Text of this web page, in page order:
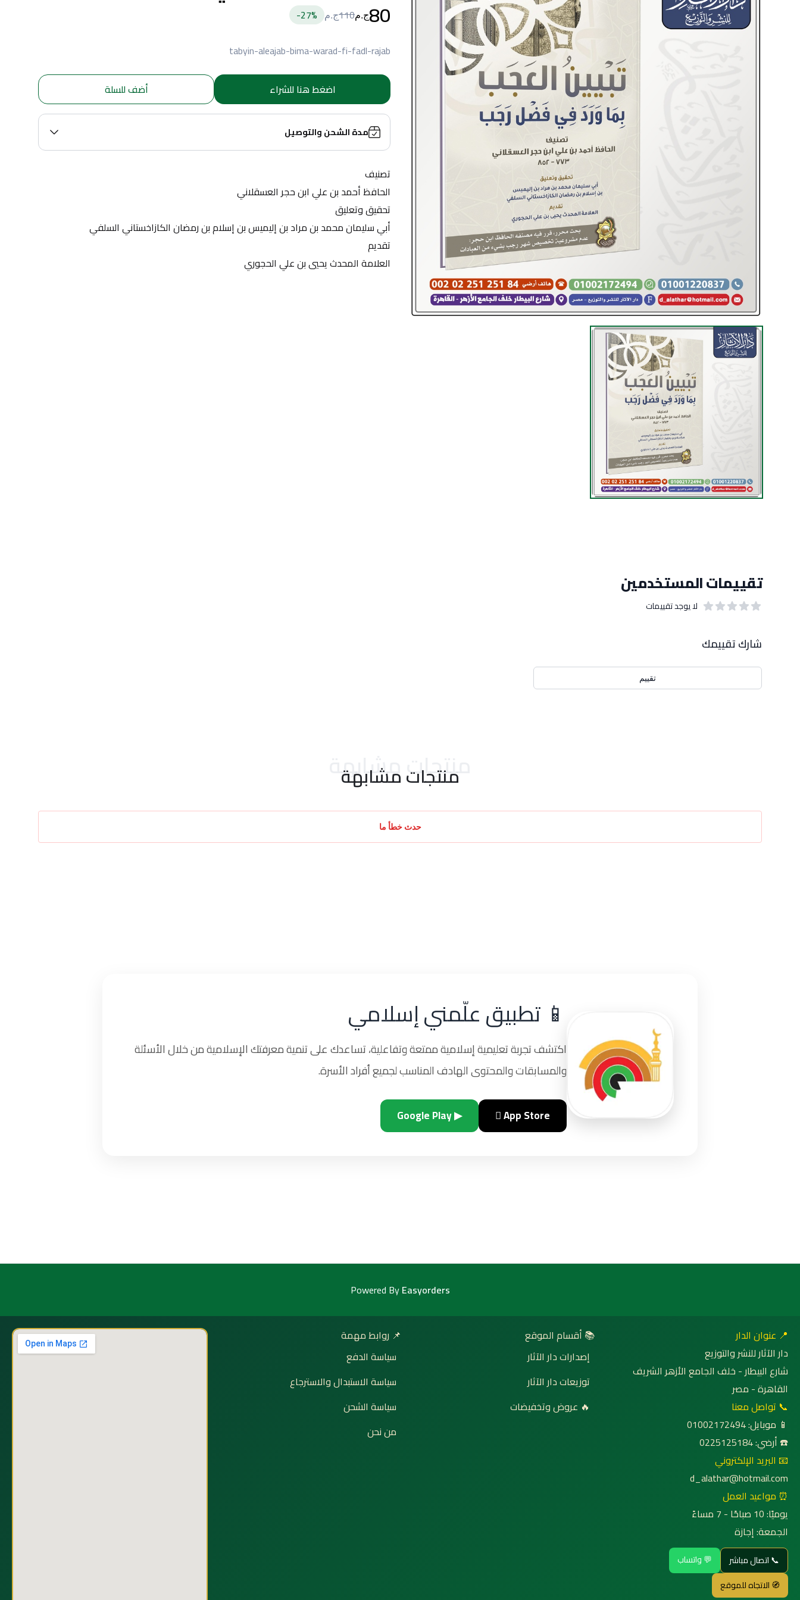
80ج.م110ج.م 27%-
tabyin-aleajab-bima-warad-fi-fadl-rajab
اضغط هنا للشراء أضف للسلة
مدة الشحن والتوصيل
تصنيف
الحافظ أحمد بن علي ابن حجر العسقلاني
تحقيق وتعليق
أبي سليمان محمد بن مراد بن إليميس بن إسلام بن رمضان الكازاخستاني السلفي
تقديم
العلامة المحدث يحيي بن علي الحجوري
تقييمات المستخدمين
لا يوجد تقييمات
شارك تقييمك
تقييم
منتجات مشابهة
منتجات مشابهة
حدث خطأ ما
📱 تطبيق علّمني إسلامي
اكتشف تجربة تعليمية إسلامية ممتعة وتفاعلية، تساعدك على تنمية معرفتك الإسلامية من خلال الأسئلة
والمسابقات والمحتوى الهادف المناسب لجميع أفراد الأسرة.
 App Store
▶ Google Play
Powered ByEasyorders
📍 عنوان الدار
دار الآثار للنشر والتوزيع
شارع البيطار - خلف الجامع الأزهر الشريف
القاهرة - مصر
📞 تواصل معنا
📱 موبايل: 01002172494
☎️ أرضي: 0225125184
📧 البريد الإلكتروني
d_alathar@hotmail.com
⏰ مواعيد العمل
يوميًا: 10 صباحًا - 7 مساءً
الجمعة: إجازة
📞 اتصال مباشر
💬 واتساب
🧭 الاتجاه للموقع
📚 أقسام الموقع
إصدارات دار الآثار
توزيعات دار الآثار
🔥 عروض وتخفيضات
📌 روابط مهمة
سياسة الدفع
سياسة الاستبدال والاسترجاع
سياسة الشحن
من نحن